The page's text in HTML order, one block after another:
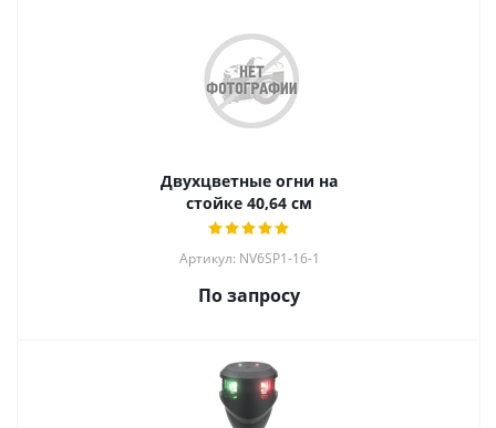
Двухцветные огни на
стойке 40,64 см
Артикул: NV6SP1-16-1
По запросу